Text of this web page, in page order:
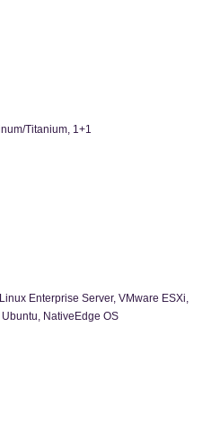
Titanium, 1+1
Enterprise Server, VMware ESXi,
NativeEdge OS